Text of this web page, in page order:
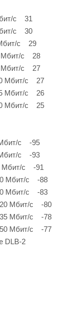
c 31
c 30
c 29
c 28
c 27
Мбит/c 27
Мбит/c 26
Мбит/c 25
c -95
c -93
c -91
Мбит/c -88
Мбит/c -83
Мбит/c -80
Мбит/c -78
Мбит/c -77
DLB-2